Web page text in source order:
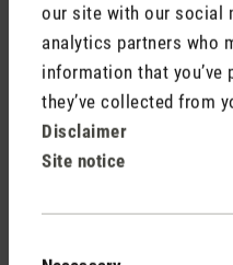
our site with our social
analytics partners who
information that
they’ve collected from
Disclaimer
Site notice
hochwertige, saubere
Gerät nach
genommen und war
und vor allem von der
toll aus und hat auch
Jetzt habe ich das
(bei mir zwischen 45 und